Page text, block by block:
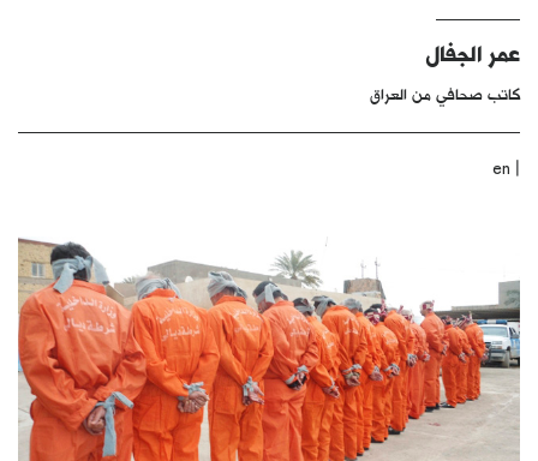
عمر الجفال
كاتب صحافي من العراق
|
en